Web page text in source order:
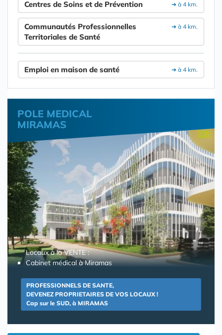
➔ à 4 km.
Centres de Soins et de Prévention
➔ à 4 km.
Communautés Professionnelles
Territoriales de Santé
➔ à 4 km.
Emploi en maison de santé
POLE MEDICAL
MIRAMAS
Locaux à la VENTE :
Cabinet médical à Miramas
PROFESSIONNELS DE SANTE,
DEVENEZ PROPRIETAIRES DE VOS LOCAUX !
Cap sur le SUD, à MIRAMAS